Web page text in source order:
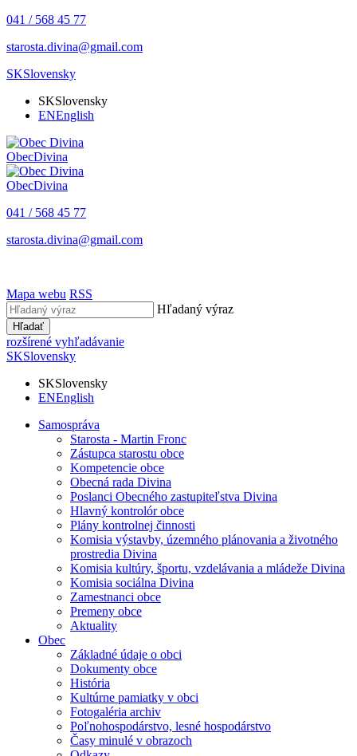
041 / 568 45 77
starosta.divina@gmail.com
SKSlovensky
SKSlovensky
ENEnglish
ObecDivina
ObecDivina
041 / 568 45 77
starosta.divina@gmail.com
Mapa webu RSS
Hľadaný výraz
Hľadať
rozšírené vyhľadávanie
SKSlovensky
SKSlovensky
ENEnglish
Samospráva
Starosta - Martin Fronc
Zástupca starostu obce
Kompetencie obce
Obecná rada Divina
Poslanci Obecného zastupiteľstva Divina
Hlavný kontrolór obce
Plány kontrolnej činnosti
Komisia výstavby, územného plánovania a životného
prostredia Divina
Komisia kultúry, športu, vzdelávania a mládeže Divina
Komisia sociálna Divina
Zamestnanci obce
Premeny obce
Aktuality
Obec
Základné údaje o obci
Dokumenty obce
História
Kultúrne pamiatky v obci
Fotogaléria archiv
Poľnohospodárstvo, lesné hospodárstvo
Časy minulé v obrazoch